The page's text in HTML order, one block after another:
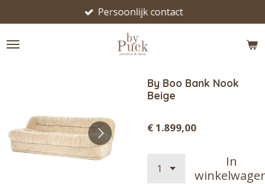
direct
naar
Persoonlijk contact
By Boo Bank Nook
Beige
€ 1.899,00
In